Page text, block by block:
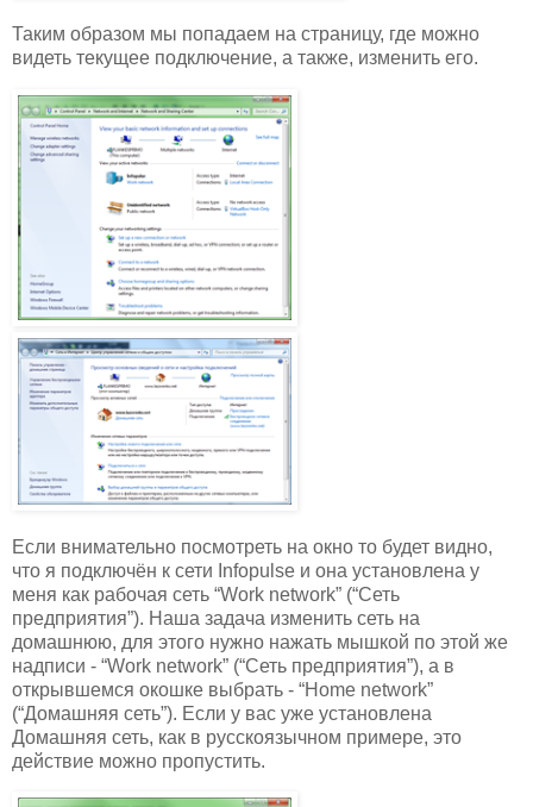
Таким образом мы попадаем на страницу, где можно
видеть текущее подключение, а также, изменить его.
Если внимательно посмотреть на окно то будет видно,
что я подключён к сети Infopulse и она установлена у
меня как рабочая сеть “Work network” (“Сеть
предприятия”). Наша задача изменить сеть на
домашнюю, для этого нужно нажать мышкой по этой же
надписи - “Work network” (“Сеть предприятия”), а в
открывшемся окошке выбрать - “Home network”
(“Домашняя сеть”). Если у вас уже установлена
Домашняя сеть, как в русскоязычном примере, это
действие можно пропустить.